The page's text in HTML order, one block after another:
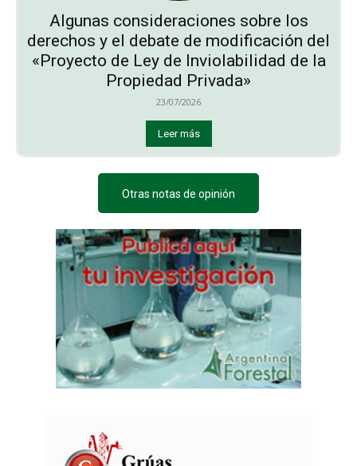
Algunas consideraciones sobre los
derechos y el debate de modificación del
«Proyecto de Ley de Inviolabilidad de la
Propiedad Privada»
23/07/2026
Leer más
Otras notas de opinión